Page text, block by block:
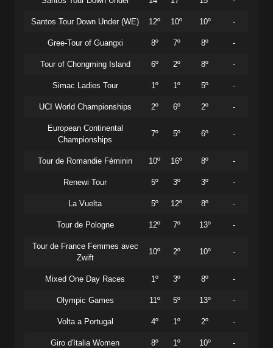
Santos Tour Down Under (WE) 12º 10º 10º -
Gree-Tour of Guangxi 8º 7º 8º -
Tour of Chongming Island 6º 2º 8º -
Simac Ladies Tour 1º 1º 5º -
UCI World Championships 2º 6º 2º -
European Continental
Championships
7º 5º 6º -
Tour de Romandie Féminin 10º 16º 8º -
Renewi Tour 5º 3º 3º -
La Vuelta 5º 12º 8º -
Tour de Pologne 12º 7º 13º -
Tour de France Femmes avec
Zwift
10º 2º 10º -
Mixed One Day Races 1º 3º 8º -
Olympic Games 11º 5º 13º -
Volta a Portugal 4º 1º 2º -
Giro d'Italia Women 8º 1º 10º -